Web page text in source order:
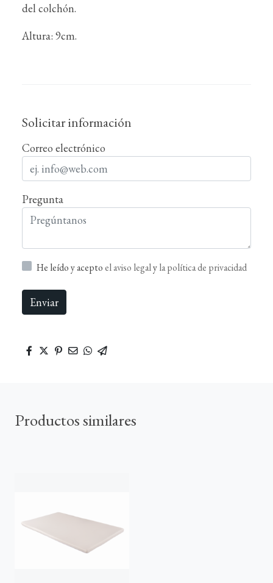
del colchón.
Altura: 9cm.
Solicitar información
Correo electrónico
Pregunta
He leído y aceptoel aviso legalyla política de privacidad
Enviar
Productos similares